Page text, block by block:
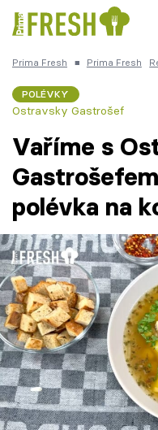
Česká kuchyně
Témata
Recepty
Články
TV Program
Škola vaření
Recepty z TV
Prima Fresh ■ Prima Fresh
POLÉVKY
Ostravsky Gastrošef
Vaříme s
polévka na